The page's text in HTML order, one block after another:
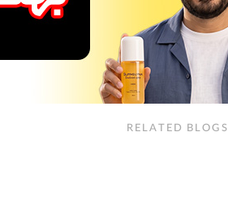
RELATED BLOGS